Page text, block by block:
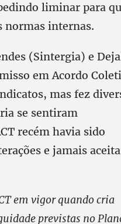
liminar para
normas internas.
(Sintergia) e
em Acordo
mas fez
se sentiram
recém havia sido
e jamais
em vigor quando cria
previstas no